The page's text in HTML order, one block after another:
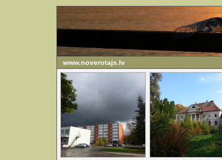
www.noverotajs.lv